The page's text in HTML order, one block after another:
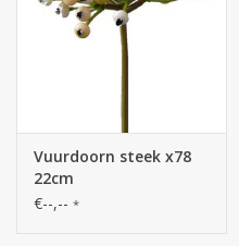
Vuurdoorn steek x78
22cm
€--,-- *